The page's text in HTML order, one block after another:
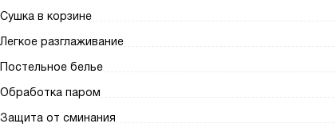
Сушка в корзине
Легкое разглаживание
Постельное белье
Обработка паром
Защита от сминания